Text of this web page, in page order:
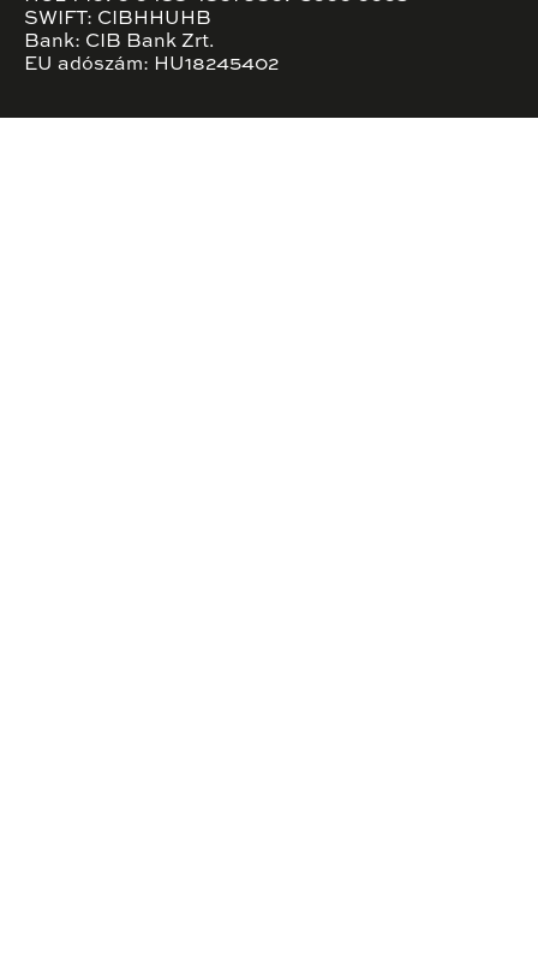
SWIFT: CIBHHUHB
Bank: CIB Bank Zrt.
EU adószám: HU18245402